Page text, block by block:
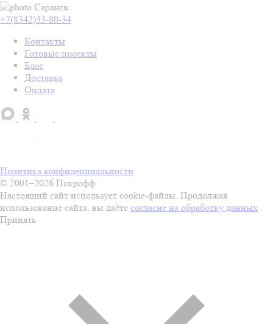
Саранск
+7(8342)33-80-34
Контакты
Готовые проекты
Блог
Доставка
Оплата
Политика конфиденциальности
© 2001–2026 Покрофф
Настоящий сайт использует cookie-файлы. Продолжая
использование сайта, вы даёте согласие на обработку данных .
Принять